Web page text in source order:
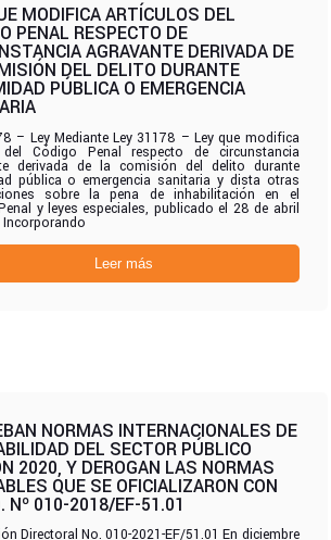
MODIFICA ARTÍCULOS DEL
PENAL RESPECTO DE
AGRAVANTE DERIVADA DE
DEL DELITO DURANTE
PÚBLICA O EMERGENCIA
– Ley Mediante Ley 31178 – Ley que modifica
Código Penal respecto de circunstancia
derivada de la comisión del delito durante
pública o emergencia sanitaria y dista otras
sobre la pena de inhabilitación en el
y leyes especiales, publicado el 28 de abril
Incorporando
Leer más
NORMAS INTERNACIONALES DE
DEL SECTOR PÚBLICO
2020, Y DEROGAN LAS NORMAS
QUE SE OFICIALIZARON CON
Nº 010-2018/EF-51.01
Directoral No. 010-2021-EF/51.01 En diciembre